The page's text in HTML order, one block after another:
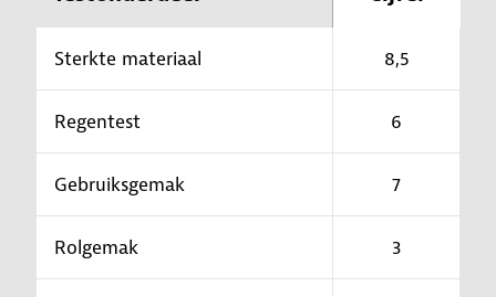
Sterkte materiaal 8,5
Regentest 6
Gebruiksgemak 7
Rolgemak 3